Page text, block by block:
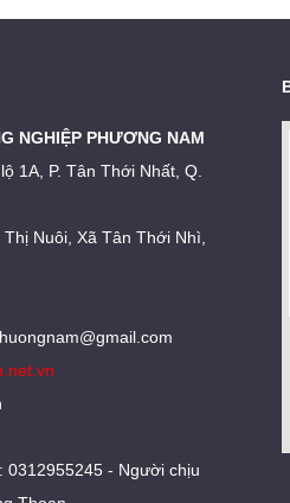
NGHIỆP PHƯƠNG NAM
1A, P. Tân Thới Nhất, Q.
Nuôi, Xã Tân Thới Nhì,
0312955245 - Người chịu